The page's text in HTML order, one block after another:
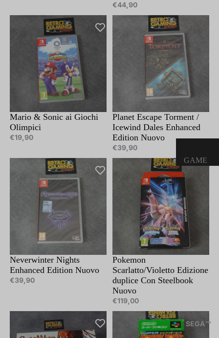
GAME
CONSOL
E GAME
BOY
GIOCHI
GAME
BOY
ORI
GAME
LIBRETT
I,
POSTER
SEGA™
€44,90
Mario & Sonic ai Giochi
Olimpici
€19,90
Planet Escape Torment /
Icewind Dales Enhanced
Edition Nuovo
€39,90
Neverwinter Nights
Enhanced Edition Nuovo
€39,90
Pokemon
Scarlatto/Violetto Edizione
duplice Con Steelbook
Nuovo
€119,00